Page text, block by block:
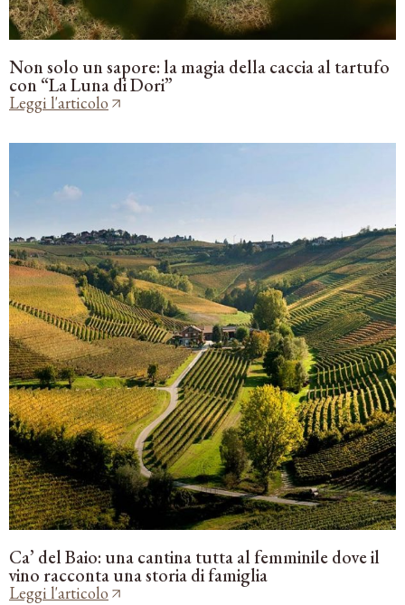
Non solo un sapore: la magia della caccia al tartufo
con “La Luna di Dori”
Leggi l'articolo
Ca’ del Baio: una cantina tutta al femminile dove il
vino racconta una storia di famiglia
Leggi l'articolo